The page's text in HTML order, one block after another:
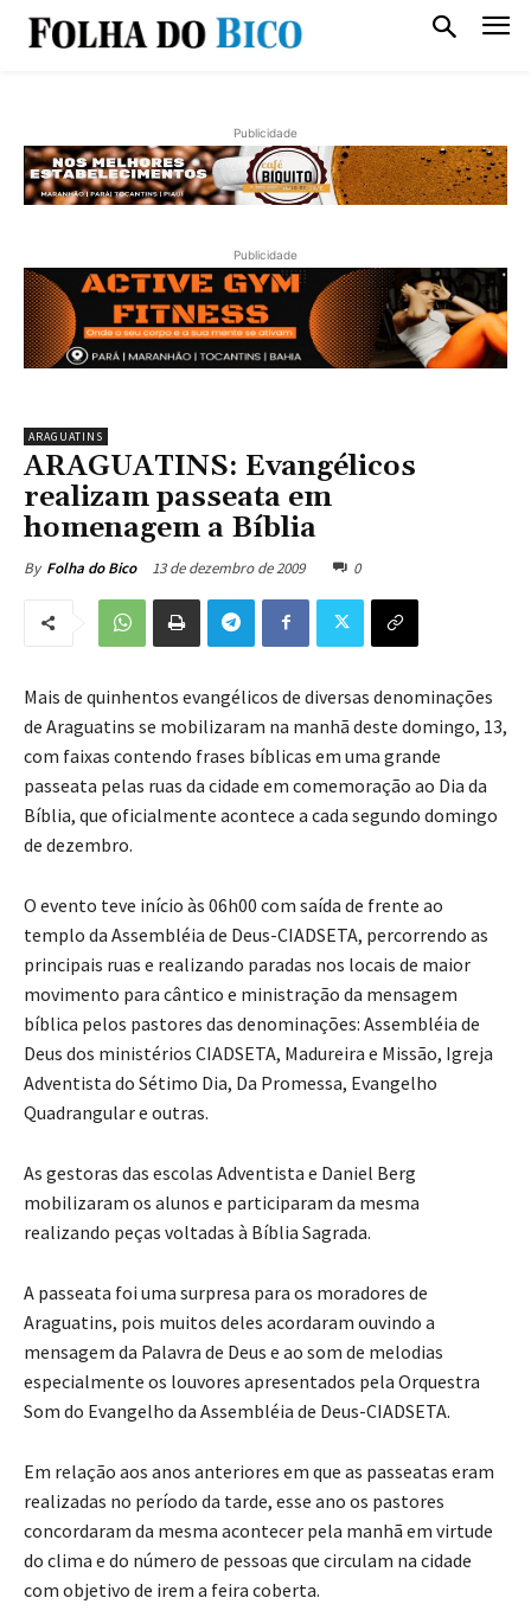
Publicidade
Publicidade
ARAGUATINS
ARAGUATINS: Evangélicos
realizam passeata em
homenagem a Bíblia
By Folha do Bico 13 de dezembro de 2009 0
Mais de quinhentos evangélicos de diversas denominações
de Araguatins se mobilizaram na manhã deste domingo, 13,
com faixas contendo frases bíblicas em uma grande
passeata pelas ruas da cidade em comemoração ao Dia da
Bíblia, que oficialmente acontece a cada segundo domingo
de dezembro.
O evento teve início às 06h00 com saída de frente ao
templo da Assembléia de Deus-CIADSETA, percorrendo as
principais ruas e realizando paradas nos locais de maior
movimento para cântico e ministração da mensagem
bíblica pelos pastores das denominações: Assembléia de
Deus dos ministérios CIADSETA, Madureira e Missão, Igreja
Adventista do Sétimo Dia, Da Promessa, Evangelho
Quadrangular e outras.
As gestoras das escolas Adventista e Daniel Berg
mobilizaram os alunos e participaram da mesma
realizando peças voltadas à Bíblia Sagrada.
A passeata foi uma surpresa para os moradores de
Araguatins, pois muitos deles acordaram ouvindo a
mensagem da Palavra de Deus e ao som de melodias
especialmente os louvores apresentados pela Orquestra
Som do Evangelho da Assembléia de Deus-CIADSETA.
Em relação aos anos anteriores em que as passeatas eram
realizadas no período da tarde, esse ano os pastores
concordaram da mesma acontecer pela manhã em virtude
do clima e do número de pessoas que circulam na cidade
com objetivo de irem a feira coberta.